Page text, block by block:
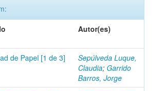
Autor(es)
de Papel [1 de 3]
Sepúlveda Luque,
Claudia; Garrido
Barros, Jorge